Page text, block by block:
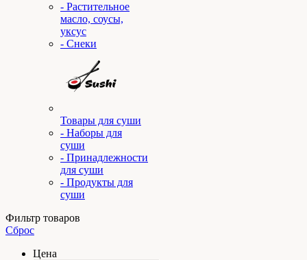
- Растительное
масло, соусы,
уксус
- Снеки
Товары для суши
- Наборы для
суши
- Принадлежности
для суши
- Продукты для
суши
Фильтр товаров
Сброс
Цена